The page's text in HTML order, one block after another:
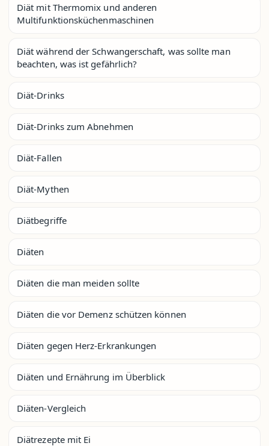
Diät mit Thermomix und anderen
Multifunktionsküchenmaschinen
Diät während der Schwangerschaft, was sollte man
beachten, was ist gefährlich?
Diät-Drinks
Diät-Drinks zum Abnehmen
Diät-Fallen
Diät-Mythen
Diätbegriffe
Diäten
Diäten die man meiden sollte
Diäten die vor Demenz schützen können
Diäten gegen Herz-Erkrankungen
Diäten und Ernährung im Überblick
Diäten-Vergleich
Diätrezepte mit Ei